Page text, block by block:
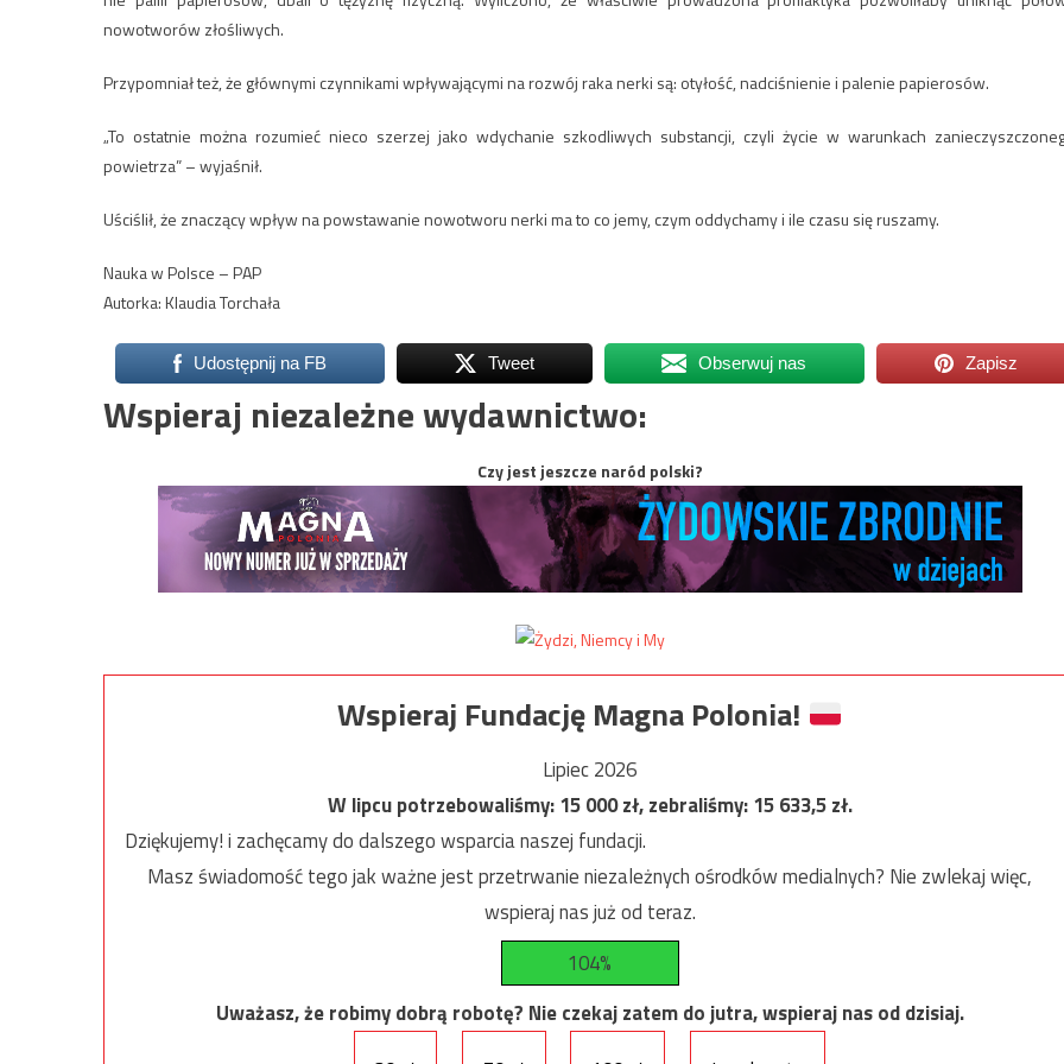
nowotworów złośliwych.
Przypomniał też, że głównymi czynnikami wpływającymi na rozwój raka nerki są: otyłość, nadciśnienie i palenie papierosów.
„To ostatnie można rozumieć nieco szerzej jako wdychanie szkodliwych substancji, czyli życie w warunkach
powietrza” – wyjaśnił.
Uściślił, że znaczący wpływ na powstawanie nowotworu nerki ma to co jemy, czym oddychamy i ile czasu się ruszamy.
Nauka w Polsce – PAP
Autorka: Klaudia Torchała
Udostępnij na FB Tweet Obserwuj nas Zapisz
Wspieraj niezależne wydawnictwo:
Czy jest jeszcze naród polski?
Wspieraj Fundację Magna Polonia!
Lipiec 2026
W lipcu potrzebowaliśmy:15 000zł, zebraliśmy:15 633,5zł.
Dziękujemy! i zachęcamy do dalszego wsparcia naszej fundacji.
Masz świadomość tego jak ważne jest przetrwanie niezależnych ośrodków medialnych? Nie zwlekaj więc,
wspieraj nas już od teraz.
104%
Uważasz, że robimy dobrą robotę? Nie czekaj zatem do jutra, wspieraj nas od dzisiaj.